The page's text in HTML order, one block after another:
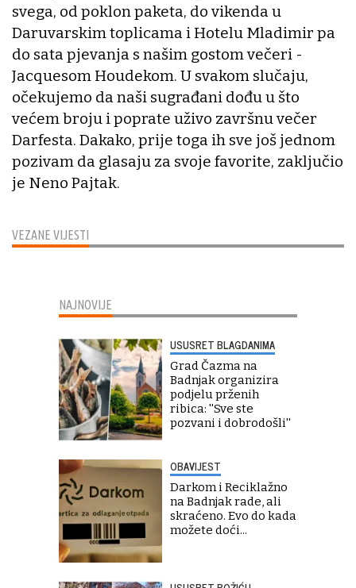
VEZANE VIJESTI
svega, od poklon paketa, do vikenda u
Daruvarskim toplicama i Hotelu Mladimir pa
do sata pjevanja s našim gostom večeri -
Jacquesom Houdekom. U svakom slučaju,
očekujemo da naši sugrađani dođu u što
većem broju i poprate uživo završnu večer
Darfesta. Dakako, prije toga ih sve još jednom
pozivam da glasaju za svoje favorite, zaključio
je Neno Pajtak.
NAJNOVIJE
USUSRET BLAGDANIMA
Grad Čazma na
Badnjak organizira
podjelu prženih
ribica: ''Sve ste
pozvani i dobrodošli''
OBAVIJEST
Darkom i Reciklažno
na Badnjak rade, ali
skraćeno. Evo do kada
možete doći...